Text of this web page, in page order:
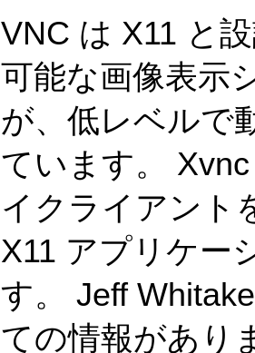
VNC は X11 と
可能な画像表示
が、低レベルで
ています。
イクライアント
X11 アプリケー
す。 Jeff
ての情報があり